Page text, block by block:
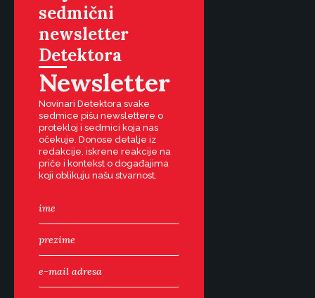
sedmični
newsletter
Detektora
Newsletter
Novinari Detektora svake
sedmice pišu newslettere o
protekloj i sedmici koja nas
očekuje. Donose detalje iz
redakcije, iskrene reakcije na
priče i kontekst o događajima
koji oblikuju našu stvarnost.